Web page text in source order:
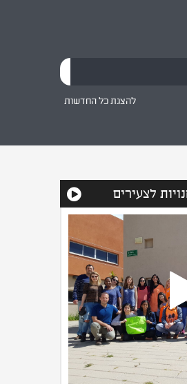
להצגת כל החדשות
לצעירים